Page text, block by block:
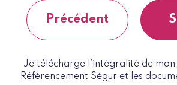
Précédent
Je télécharge l’intégralité de
Référencement Ségur et les